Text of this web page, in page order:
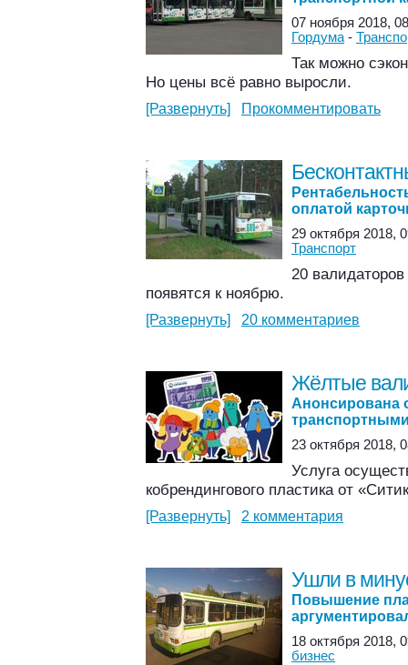
07 ноября 2018,
Гордума -
Так можно
Но цены всё равно выросли.
[Развернуть] Прокомментировать
оплатой
29 октября 2018,
Транспорт
20
появятся к ноябрю.
[Развернуть] 20 комментариев
Жёлтые
Анонсирована
23 октября 2018,
Услуга
кобрендингового пластика от
[Развернуть] 2 комментария
Ушли в
Повышение
18 октября 2018,
бизнес